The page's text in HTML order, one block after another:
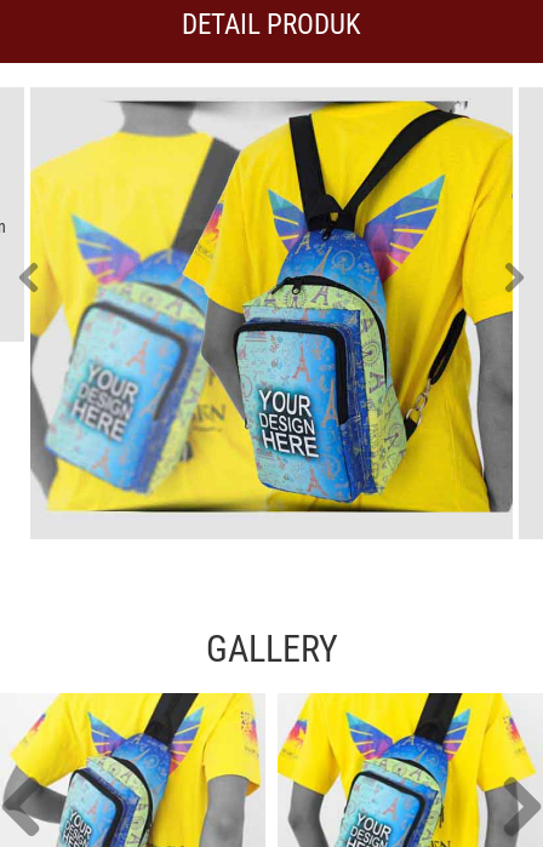
DETAIL PRODUK
GALLERY